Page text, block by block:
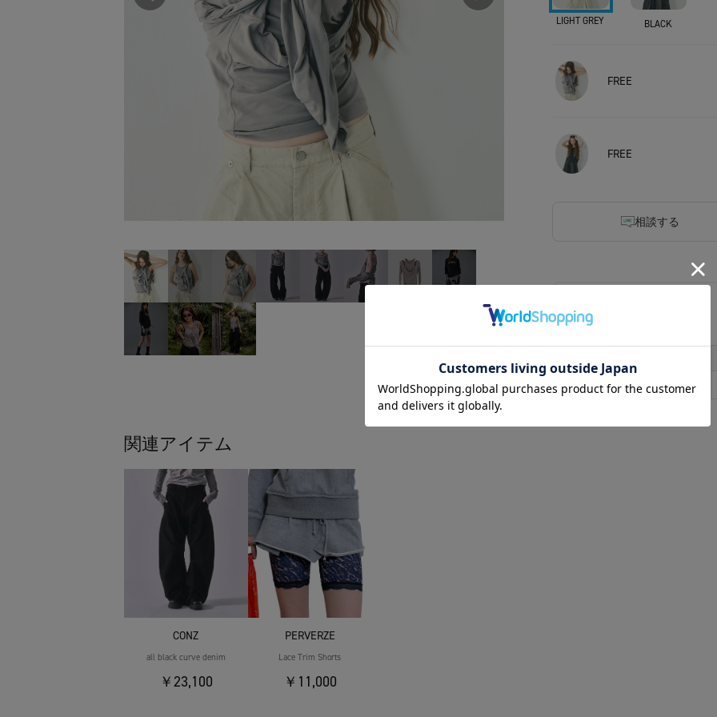
関連アイテム
CONZ
all black curve denim
￥23,100
PERVERZE
Lace Trim Shorts
￥11,000
LIGHT GREY BLACK
FREE
FREE
相談する
FREE 58